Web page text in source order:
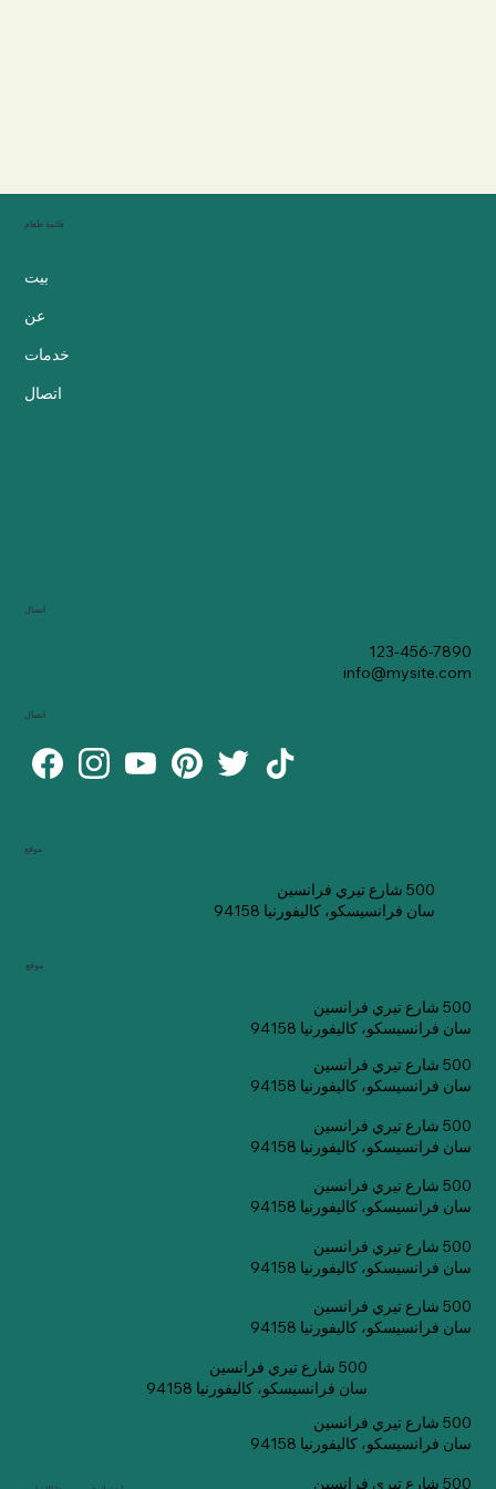
قائمة طعام
بيت
عن
خدمات
اتصال
موقع
500 شارع تيري فرانسين
سان فرانسيسكو، كاليفورنيا 94158
موقع
500 شارع تيري فرانسين
سان فرانسيسكو، كاليفورنيا 94158
500 شارع تيري فرانسين
سان فرانسيسكو، كاليفورنيا 94158
500 شارع تيري فرانسين
سان فرانسيسكو، كاليفورنيا 94158
500 شارع تيري فرانسين
سان فرانسيسكو، كاليفورنيا 94158
500 شارع تيري فرانسين
سان فرانسيسكو، كاليفورنيا 94158
500 شارع تيري فرانسين
سان فرانسيسكو، كاليفورنيا 94158
500 شارع تيري فرانسين
سان فرانسيسكو، كاليفورنيا 94158
500 شارع تيري فرانسين
سان فرانسيسكو، كاليفورنيا 94158
500 شارع تيري فرانسين
اتصال
123-456-7890
info@mysite.com
اتصال